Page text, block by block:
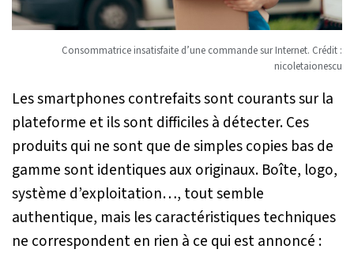
Consommatrice insatisfaite d’une commande sur Internet. Crédit :
nicoletaionescu
Les smartphones contrefaits sont courants sur la
plateforme et ils sont difficiles à détecter. Ces
produits qui ne sont que de simples copies bas de
gamme sont identiques aux originaux. Boîte, logo,
système d’exploitation…, tout semble
authentique, mais les caractéristiques techniques
ne correspondent en rien à ce qui est annoncé :